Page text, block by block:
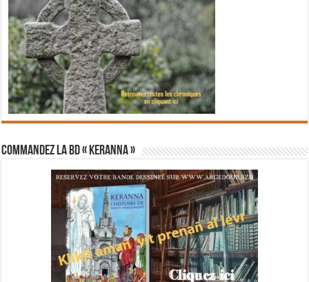
Commandez la BD « Keranna »